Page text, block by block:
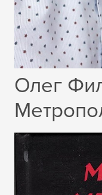
Олег